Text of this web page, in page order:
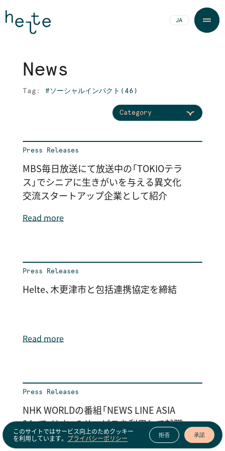
JA
N ews
Tag: #ソーシャルインパクト(46)
Category
Press Releases
MBS毎日放送にて放送中の「TOKIOテラ
ス」でシニアに生きがいを与える異文化
交流スタートアップ企業として紹介
Read more
Press Releases
Helte、木更津市と包括連携協定を締結
Read more
Press Releases
NHK WORLDの番組「NEWS LINE ASIA
24」で、Helteのサービスを利用して就職
した女性が紹介されました。
このサイトではサービス向上のためクッキー
を利用しています。 プライバシーポリシー 拒否 承諾